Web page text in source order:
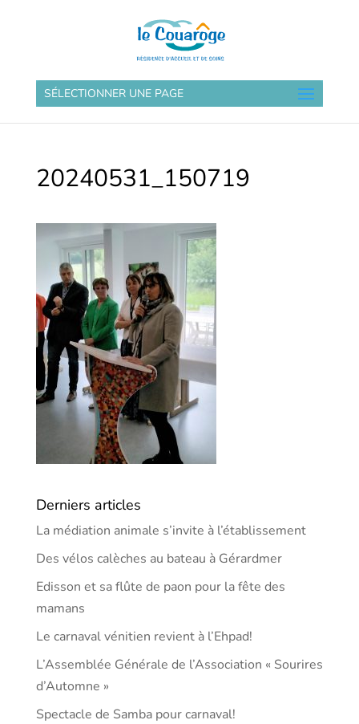
SÉLECTIONNER UNE PAGE
20240531_150719
Derniers articles
La médiation animale s’invite à l’établissement
Des vélos calèches au bateau à Gérardmer
Edisson et sa flûte de paon pour la fête des
mamans
Le carnaval vénitien revient à l’Ehpad!
L’Assemblée Générale de l’Association « Sourires
d’Automne »
Spectacle de Samba pour carnaval!